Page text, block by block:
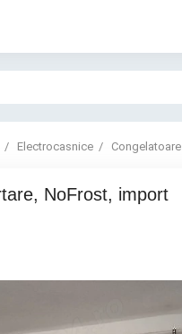
Electrocasnice Congelatoare